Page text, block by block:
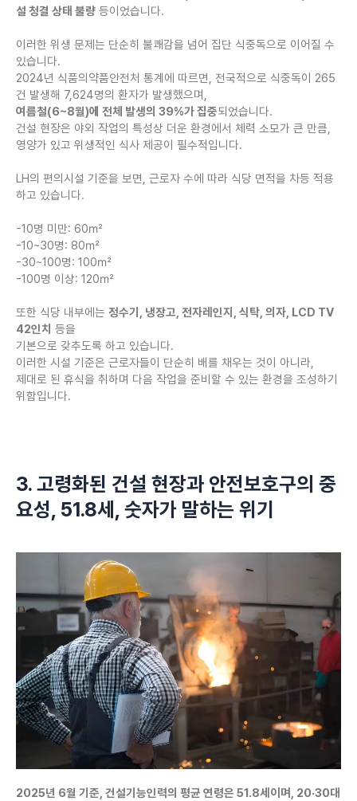
설 청결 상태 불량 등이었습니다.
이러한 위생 문제는 단순히 불쾌감을 넘어 집단 식중독으로 이어질 수
있습니다.
2024년 식품의약품안전처 통계에 따르면, 전국적으로 식중독이 265
건 발생해 7,624명의 환자가 발생했으며,
여름철(6~8월)에 전체 발생의 39%가 집중되었습니다.
건설 현장은 야외 작업의 특성상 더운 환경에서 체력 소모가 큰 만큼,
영양가 있고 위생적인 식사 제공이 필수적입니다.
LH의 편의시설 기준을 보면, 근로자 수에 따라 식당 면적을 차등 적용
하고 있습니다.
-10명 미만: 60㎡
-10~30명: 80㎡
-30~100명: 100㎡
-100명 이상: 120㎡
또한 식당 내부에는 정수기, 냉장고, 전자레인지, 식탁, 의자, LCD TV
42인치 등을
기본으로 갖추도록 하고 있습니다.
이러한 시설 기준은 근로자들이 단순히 배를 채우는 것이 아니라,
제대로 된 휴식을 취하며 다음 작업을 준비할 수 있는 환경을 조성하기
위함입니다.
3. 고령화된 건설 현장과 안전보호구의 중
요성, 51.8세, 숫자가 말하는 위기
2025년 6월 기준, 건설기능인력의 평균 연령은 51.8세이며, 20·30대